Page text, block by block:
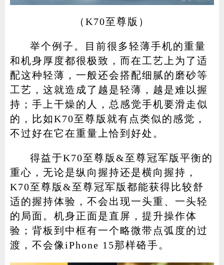
（K70至尊版）
举个例子。目前很多轻薄手机的重量
和机身厚度都很极致，而在工艺上为了适
配这种轻薄，一般还会搭配细腻的磨砂等
工艺，这就造成了越是轻薄，越是难以握
持；手上干燥的人，总感觉手机要滑走似
的，比如K70至尊版就有点类似的感觉，
不过好在它在重量上恰到好处。
得益于K70至尊版&至尊冠军版平衡的
重心，无论是纵向握持还是横向握持，
K70至尊版&至尊冠军版都能获得比较舒
适的握持体验，不会出现一头重、一头轻
的局面。机身正面是直屏，提升操作体
验；背板到中框有一个略微带点弧度的过
渡，不会像iPhone 15那样硌手。